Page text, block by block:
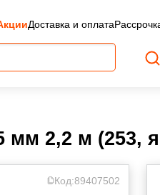
Доставка и оплата
мм 2,2 м (253,
Код:89407502